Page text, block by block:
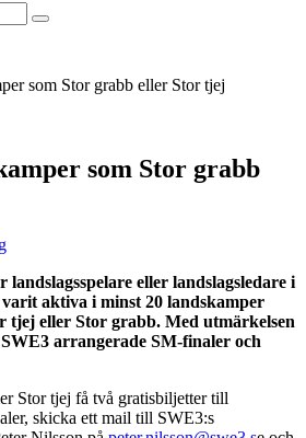
som Stor grabb eller Stor tjej
som Stor grabb
eller landslagsledare i
aktiva i minst 20 landskamper
tjej eller Stor grabb. Med utmärkelsen
arrangerade SM-finaler och
Stor tjej få två gratisbiljetter till
skicka ett mail till SWE3:s